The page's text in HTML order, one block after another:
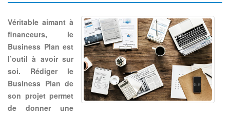
Véritable aimant à
financeurs, le
Business Plan est
l’outil à avoir sur
soi. Rédiger le
Business Plan de
son projet permet
de donner une